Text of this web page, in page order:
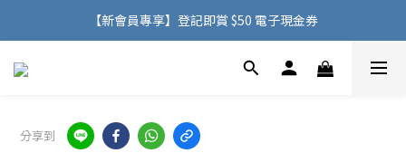
購物滿 HK$500，即可免費享用香港地區送貨服務
【新會員專享】登記即賞 $50 電子現金券
購物滿 HK$500，即可免費享用香港地區送貨服務
分享到